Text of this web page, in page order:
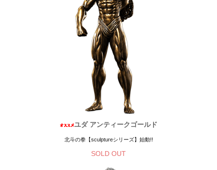
ユダ アンティークゴールド
北斗の拳【sculptureシリーズ】始動!!
SOLD OUT